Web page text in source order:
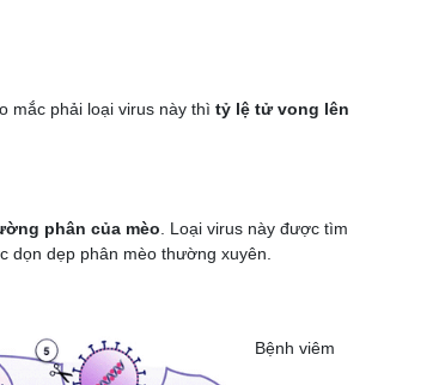
mắc phải loại virus này thì tỷ lệ tử vong lên
phân của mèo . Loại virus này được tìm
dọn dẹp phân mèo thường xuyên.
Bệnh viêm